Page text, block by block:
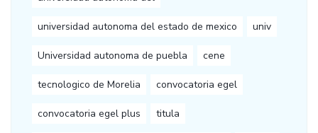
universidad autonoma del estado de mexico univ
Universidad autonoma de puebla cene
tecnologico de Morelia convocatoria egel
convocatoria egel plus titula